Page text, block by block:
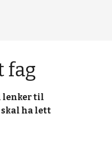
fag
lenker til
ha lett